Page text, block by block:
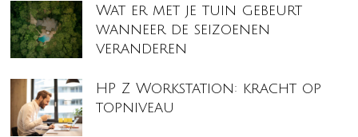
Wat er met je tuin gebeurt
wanneer de seizoenen
veranderen
HP Z Workstation: kracht op
topniveau